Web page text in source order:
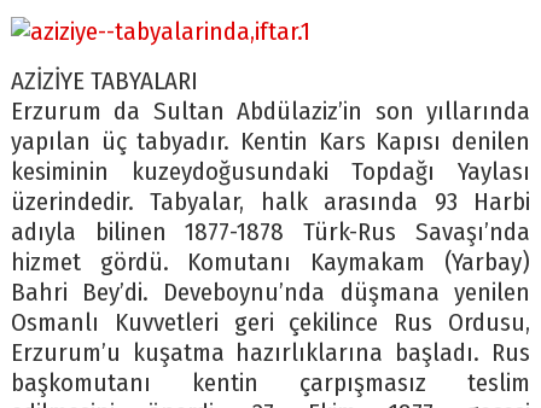
AZİZİYE TABYALARI
Erzurum da Sultan Abdülaziz’in son yıllarında
yapılan üç tabyadır. Kentin Kars Kapısı denilen
kesiminin kuzeydoğusundaki Topdağı Yaylası
üzerindedir. Tabyalar, halk arasında 93 Harbi
adıyla bilinen 1877-1878 Türk-Rus Savaşı’nda
hizmet gördü. Komutanı Kaymakam (Yarbay)
Bahri Bey’di. Deveboynu’nda düşmana yenilen
Osmanlı Kuvvetleri geri çekilince Rus Ordusu,
Erzurum’u kuşatma hazırlıklarına başladı. Rus
başkomutanı kentin çarpışmasız teslim